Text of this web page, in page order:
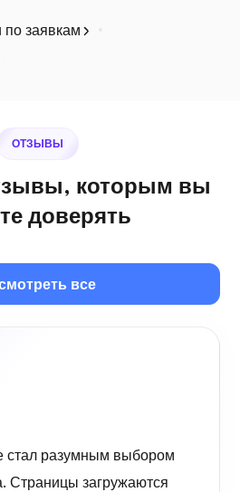
вещатель
снимок
заявкам
ОТЗЫВЫ
которым вы
доверять
все
стал разумным выбором
Страницы загружаются